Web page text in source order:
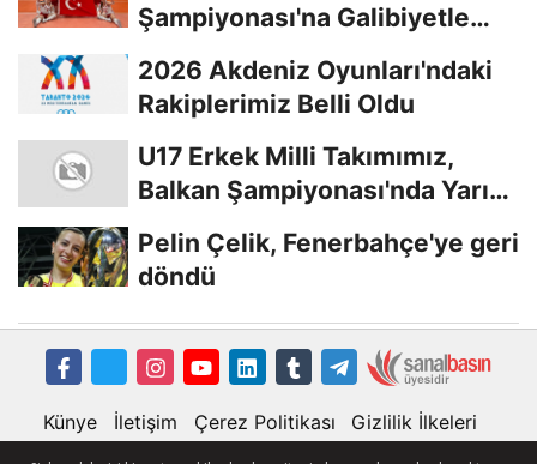
Şampiyonası'na Galibiyetle
2026 Akdeniz Oyunları'ndaki
Rakiplerimiz Belli Oldu
U17 Erkek Milli Takımımız,
Balkan Şampiyonası'nda Yarı
Pelin Çelik, Fenerbahçe'ye geri
döndü
Künye İletişim Çerez Politikası Gizlilik İlkeleri